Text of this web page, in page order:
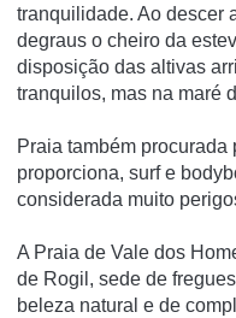
tranquilidade. Ao descer
degraus o cheiro da
disposição das altivas
tranquilos, mas na maré
Praia também
proporciona, surf e
considerada muito
A Praia de Vale dos
de Rogil, sede de
beleza natural e de